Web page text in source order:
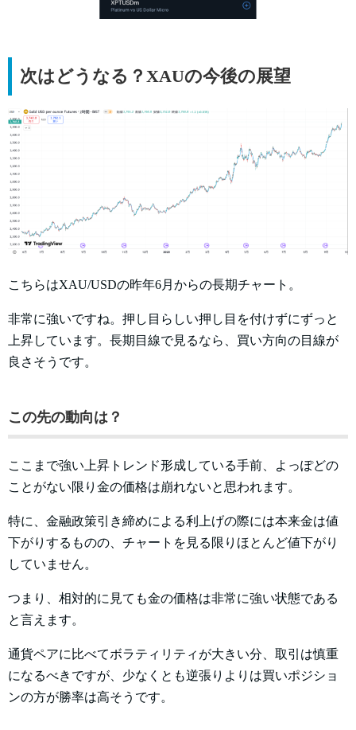
次はどうなる？XAUの今後の展望
こちらはXAU/USDの昨年6月からの長期チャート。
非常に強いですね。押し目らしい押し目を付けずにずっと
上昇しています。長期目線で見るなら、買い方向の目線が
良さそうです。
この先の動向は？
ここまで強い上昇トレンド形成している手前、よっぽどの
ことがない限り金の価格は崩れないと思われます。
特に、金融政策引き締めによる利上げの際には本来金は値
下がりするものの、チャートを見る限りほとんど値下がり
していません。
つまり、相対的に見ても金の価格は非常に強い状態である
と言えます。
通貨ペアに比べてボラティリティが大きい分、取引は慎重
になるべきですが、少なくとも逆張りよりは買いポジショ
ンの方が勝率は高そうです。